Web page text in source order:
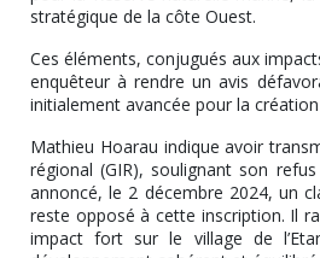
stratégique de la côte Ouest.
Ces éléments, conjugués aux
enquêteur à rendre un avis
initialement avancée pour la
Mathieu Hoarau indique avoir
régional (GIR), soulignant son
annoncé, le 2 décembre 2024, un
reste opposé à cette inscription. Il
impact fort sur le village de